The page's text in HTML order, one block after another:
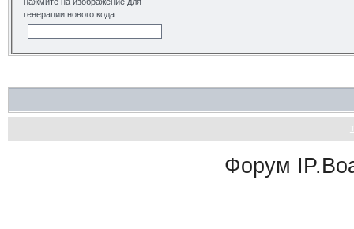
генерации нового кода.
Форум